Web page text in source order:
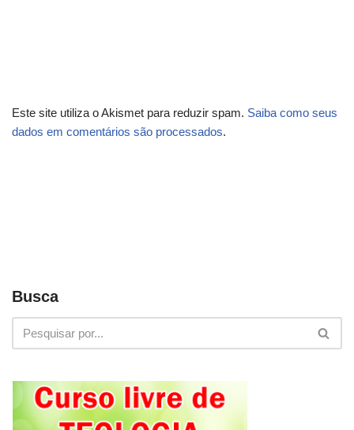
Este site utiliza o Akismet para reduzir spam. Saiba como seus
dados em comentários são processados.
Busca